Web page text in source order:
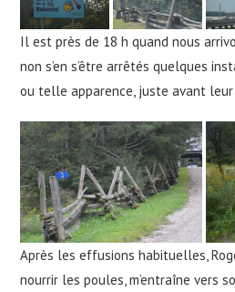
Il est près de 18 h quand nous
non s’en s’être arrêtés quelques
ou telle apparence, juste avant leur
Après les effusions habituelles,
nourrir les poules, m’entraîne vers